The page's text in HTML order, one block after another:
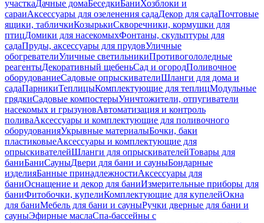
участкаДачные домаБеседкиБаниХозблоки и
сараиАксессуары для озеленения садаДекор для садаПочтовые
ящики, табличкиКозырькиСкворечники, кормушки для
птицДомики для насекомыхФонтаны, скульптуры для
садаПруды, аксессуары для прудовУличные
обогревателиУличные светильникиПротивогололедные
реагентыДекоративный щебеньСад и огородПоливочное
оборудованиеСадовые опрыскивателиШланги для дома и
садаПарникиТеплицыКомплектующие для теплицМодульные
грядкиСадовые компостерыУничтожители, отпугиватели
насекомых и грызуновАвтоматизация и контроль
поливаАксессуары и комплектующие для поливочного
оборудованияУкрывные материалыБочки, баки
пластиковыеАксессуары и комплектующие для
опрыскивателейШланги для опрыскивателейТовары для
баниБаниСауныДвери для бани и сауныБондарные
изделияБанные принадлежностиАксессуары для
баниОснащение и декор для баниИзмерительные приборы для
баниФитобочки, купелиКомплектующие для купелейОкна
для баниМебель для бани и сауныРучки дверные для бани и
сауныЭфирные маслаСпа-бассейны с